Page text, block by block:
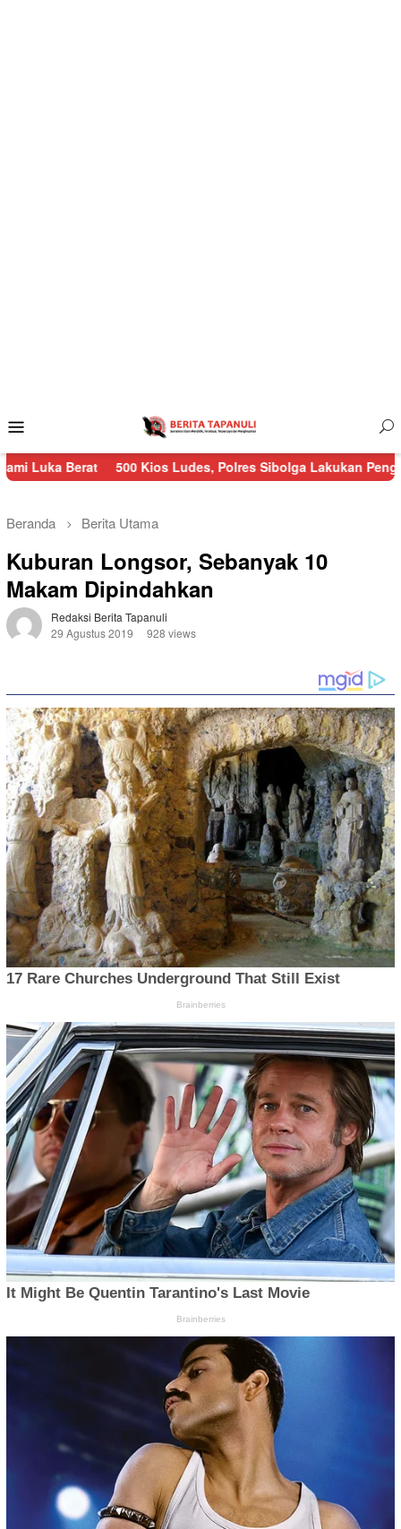
Mobile
500 Kios Ludes, Polres Sibolga Lakukan Pengamanan
Beranda Berita Utama
Kuburan Longsor, Sebanyak 10
Makam Dipindahkan
Redaksi Berita Tapanuli
29 Agustus 2019
928 views